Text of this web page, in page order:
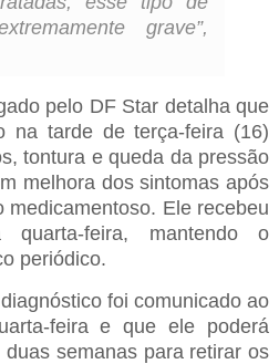
grave”,
pelo DF Star detalha que
na tarde de terça-feira (16)
tontura e queda da pressão
melhora dos sintomas após
medicamentoso. Ele recebeu
quarta-feira, mantendo o
periódico.
foi comunicado ao
feira e que ele poderá
semanas para retirar os